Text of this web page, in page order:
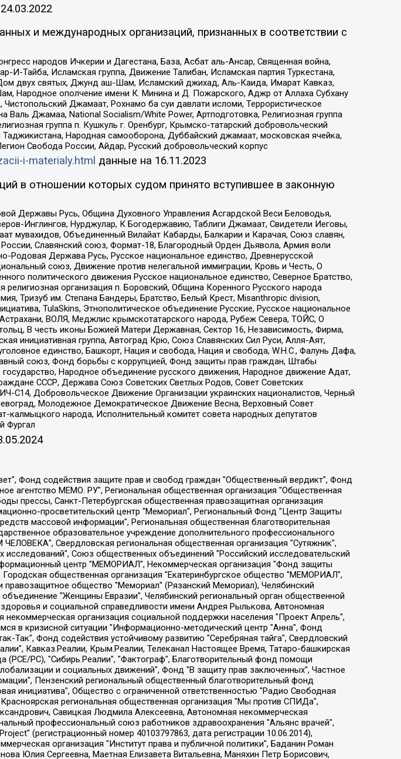
24.03.2022
и международных организаций, признанных в соответствии с
народов Ичкерии и Дагестана, База, Асбат аль-Ансар, Священная война,
И-Тайба, Исламская группа, Движение Талибан, Исламская партия Туркестана,
двух святых, Джунд аш-Шам, Исламский джихад, Аль-Каида, Имарат Кавказ,
Народное ополчение имени К. Минина и Д. Пожарского, Аджр от Аллаха Субхану
Джамаат, Рохнамо ба суи давлати исломи, Террористическое
Джамаа, National Socialism/White Power, Артподготовка, Религиозная группа
группа п. Кушкуль г. Оренбург, Крымско-татарский добровольческий
Народная самооборона, Дуббайский джамаат, московская ячейка,
Свобода России, Айдар, Русский добровольческий корпус
i-materialy.html данные на 16.11.2023
в отношении которых судом принято вступившее в законную
Державы Русь, Община Духовного Управления Асгардской Веси Беловодья,
Инглингов, Нурджулар, К Богодержавию, Таблиги Джамаат, Свидетели Иеговы,
мувахидов, Объединенный Вилайат Кабарды, Балкарии и Карачая, Союз славян,
Славянский союз, Формат-18, Благородный Орден Дьявола, Армия воли
Родовая Держава Русь, Русское национальное единство, Древнерусской
союз, Движение против нелегальной иммиграции, Кровь и Честь, О
политического движения Русское национальное единство, Северное Братство,
организация п. Боровский, Община Коренного Русского народа
Тризуб им. Степана Бандеры, Братство, Белый Крест, Misanthropic division,
TulaSkins, Этнополитическое объединение Русские, Русское национальное
ВОЛЯ, Меджлис крымскотатарского народа, Рубеж Севера, ТОЙС, О
В честь иконы Божией Матери Державная, Сектор 16, Независимость, Фирма,
инициативная группа, Автоград Крю, Союз Славянских Сил Руси, Алля-Аят,
единство, Башкорт, Нация и свобода, Нация и свобода, W.H.С., Фалунь Дафа,
союз, Фонд борьбы с коррупцией, Фонд защиты прав граждан, Штабы
Народное объединение русского движения, Народное движение Адат,
СССР, Держава Союз Советских Светлых Родов, Совет Советских
С14, Добровольческое Движение Организации украинских националистов, Черный
Молодежное Демократическое Движение Весна, Верховный Совет
калмыцкого народа, Исполнительный комитет совета народных депутатов
Фургал
Владимирович, Жилинский Владимир Александрович, Общество с ограниченной ответственностью "ЗП", Иванова София Юрьевна, Карезина Инна Павловна, Кильтау Екатерина Викторовна, Петров Алексей Викторович, Пискунов Сергей Евгеньевич, Смирнов Сергей Сергеевич, Тихонов Михаил Сергеевич, Общество с ограниченной ответственностью "ЖУРНАЛИСТ-ИНОСТРАННЫЙ АГЕНТ", Арапова Галина Юрьевна, Вольтская Татьяна Анатольевна, Американская компания "Mason G.E.S. Anonymous Foundation" (США), являющаяся владельцем интернет-издания https://mnews.world/, Компания "Stichting Bellingcat", зарегистрированная в Нидерландах (дата регистрации 11.07.2018), Захаров Андрей Вячеславович, Клепиковская Екатерина Дмитриевна, Общество с ограниченной ответственностью "МЕМО", Перл Роман Александрович, Симонов Евгений Алексеевич, Соловьева Елена Анатольевна, Сотников Даниил Владимирович, Сурначева Елизавета Дмитриевна, Автономная некоммерческая организация по защите прав человека и информированию населения "Якутия – Наше Мнение", Общество с ограниченной ответственностью "Москоу диджитал медиа", с 26.01.2023 Общество с ограниченной ответственностью "Чайка Белые сады", Ветошкина Валерия Валерьевна, Заговора Максим Александрович, Межрегиональное общественное движение "Российская ЛГБТ - сеть", Оленичев Максим Владимирович, Павлов Иван Юрьевич, Скворцова Елена Сергеевна, Общество с ограниченной ответственностью "Как бы инагент", Кочетков Игорь Викторович, Общество с ограниченной ответственностью "Честные выборы", Еланчик Олег Александрович, Общество с ограниченной ответственностью "Нобелевский призыв", Гималова Регина Эмилевна, Григорьев Андрей Валерьевич, Григорьева Алина Александровна, Ассоциация по содействию защите прав призывников, альтернативнослужащих и военнослужащих "Правозащитная группа "Гражданин.Армия.Право", Хисамова Регина Фаритовна, Автономная некоммерческая организация по реализации социально-правовых программ "Лилит", Дальневосточное общественное движение "Маяк", Санкт-Петербургская ЛГБТ-инициативная группа "Выход", Инициативная группа ЛГБТ+ "Реверс", Алексеев Андрей Викторович, Бекбулатова Таисия Львовна, Беляев Иван Михайлович, Владыкина Елена Сергеевна, Гельман Марат Александрович, Никульшина Вероника Юрьевна, Толоконникова Надежда Андреевна, Шендерович Виктор Анатольевич, Общество с ограниченной ответственностью "Данное сообщение", Общество с ограниченной ответственностью Издательский дом "Новая глава", Айнбиндер Александра Александровна, Московский комьюнити-центр для ЛГБТ+инициатив, Благотворительный фонд развития филантропии, Deutsche Welle (Германия, Kurt-Schumacher-Strasse 3, 53113 Bonn), Борзунова Мария Михайловна, Воробьев Виктор Викторович, Голубева Анна Львовна, Константинова Алла Михайловна, Малкова Ирина Владимировна, Мурадов Мурад Абдулгалимович, Осетинская Елизавета Николаевна, Понасенков Евгений Николаевич, Ганапольский Матвей Юрьевич, Киселев Евгений Алексеевич, Борухович Ирина Григорьевна, Дремин Иван Тимофеевич, Дубровский Дмитрий Викторович, Красноярская региональная общественная организация поддержки и развития альтернативных образовательных технологий и межкультурных коммуникаций "ИНТЕРРА", Маяковская Екатерина Алексеевна, Фейгин Марк Захарович, Филимонов Андрей Викторович, Дзугкоева Регина Николаевна, Доброхотов Роман Александрович, Дудь Юрий Александрович, Елкин Сергей Владимирович, Кругликов Кирилл Игоревич, Сабунаева Мария Леонидовна, Семенов Алексей Владимирович, Шаинян Карен Багратович, Шульман Екатерина Михайловна, Асафьев Артур Валерьевич, Вахштайн Виктор Семенович, Венедиктов Алексей Алексеевич, Лушникова Екатерина Евгеньевна, Волков Леонид Михайлович, Невзоров Александр Глебович, Пархоменко Сергей Борисович, Сироткин Ярослав Николаевич, Кара-Мурза Владимир Владимирович, Баранова Наталья Владимировна, Гозман Леонид Яковлевич, Кагарлицкий Борис Юльевич, Климарев Михаил Валерьевич, Милов Владимир Станиславович, Автономная некоммерческая организация Краснодарский центр современного искусства "Типография", Моргенштерн Алишер Тагирович, Соболь Любовь Эдуардовна, Общество с ограниченной ответственностью "ЛИЗА НОРМ", Каспаров Гарри Кимович, Ходорковский Михаил Борисович, Общество с ограниченной ответственностью "Апрельские тезисы", Данилович Ирина Брониславовна, Кашин Олег Владимирович, Петров Николай Владимирович, Пивоваров Алексей Владимирович, Соколов Михаил Владимирович, Цветкова Юлия Владимировна, Чичваркин Евгений Александрович, Комитет против пыток/Команда против пыток, Общество с ограниченной ответственностью "Первый научный", Общество с ограниченной ответственностью "Вертолет и ко", Белоцерковская Вероника Борисовна, Кац Максим Евгеньевич, Лазарева Татьяна Юрьевна, Шаведдинов Руслан Табризович, Яшин Илья Валерьевич, Общество с ограниченной ответственностью "Иноагент ААВ", Алешковский Дмитрий Петрович, Альбац Евгения Марковна, Быков Дмитрий Львович, Галямина Юлия Евгеньевна, Лойко Сергей Леонидович, Мартынов Кирилл Константинович, Медведев Сергей Александрович, Крашенинников Федор Геннадиевич, Гордеева Катерина Вл